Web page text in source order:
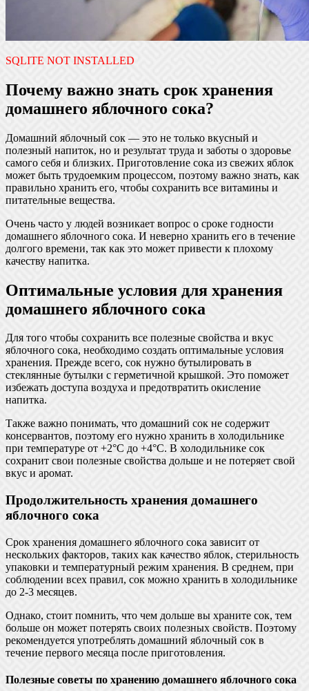
SQLITE NOT INSTALLED
Почему важно знать срок хранения
домашнего яблочного сока?
Домашний яблочный сок — это не только вкусный и
полезный напиток, но и результат труда и заботы о здоровье
самого себя и близких. Приготовление сока из свежих яблок
может быть трудоемким процессом, поэтому важно знать, как
правильно хранить его, чтобы сохранить все витамины и
питательные вещества.
Очень часто у людей возникает вопрос о сроке годности
домашнего яблочного сока. И неверно хранить его в течение
долгого времени, так как это может привести к плохому
качеству напитка.
Оптимальные условия для хранения
домашнего яблочного сока
Для того чтобы сохранить все полезные свойства и вкус
яблочного сока, необходимо создать оптимальные условия
хранения. Прежде всего, сок нужно бутылировать в
стеклянные бутылки с герметичной крышкой. Это поможет
избежать доступа воздуха и предотвратить окисление
напитка.
Также важно понимать, что домашний сок не содержит
консервантов, поэтому его нужно хранить в холодильнике
при температуре от +2°C до +4°C. В холодильнике сок
сохранит свои полезные свойства дольше и не потеряет свой
вкус и аромат.
Продолжительность хранения домашнего
яблочного сока
Срок хранения домашнего яблочного сока зависит от
нескольких факторов, таких как качество яблок, стерильность
упаковки и температурный режим хранения. В среднем, при
соблюдении всех правил, сок можно хранить в холодильнике
до 2-3 месяцев.
Однако, стоит помнить, что чем дольше вы храните сок, тем
больше он может потерять своих полезных свойств. Поэтому
рекомендуется употреблять домашний яблочный сок в
течение первого месяца после приготовления.
Полезные советы по хранению домашнего яблочного сока